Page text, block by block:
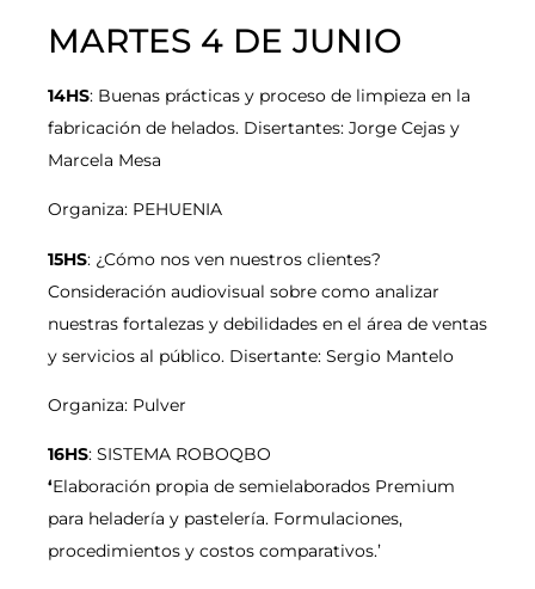
MARTES 4 DE JUNIO
14HS: Buenas prácticas y proceso de limpieza en la
fabricación de helados. Disertantes: Jorge Cejas y
Marcela Mesa
Organiza: PEHUENIA
15HS: ¿Cómo nos ven nuestros clientes?
Consideración audiovisual sobre como analizar
nuestras fortalezas y debilidades en el área de ventas
y servicios al público. Disertante: Sergio Mantelo
Organiza: Pulver
16HS: SISTEMA ROBOQBO
‘Elaboración propia de semielaborados Premium
para heladería y pastelería. Formulaciones,
procedimientos y costos comparativos.’